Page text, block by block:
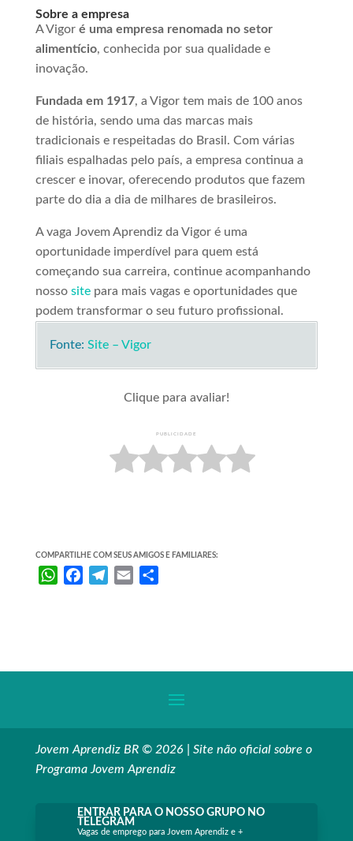
Sobre a empresa
A Vigor é uma empresa renomada no setor
alimentício, conhecida por sua qualidade e
inovação.
Fundada em 1917, a Vigor tem mais de 100 anos
de história, sendo uma das marcas mais
tradicionais e respeitadas do Brasil. Com várias
filiais espalhadas pelo país, a empresa continua a
crescer e inovar, oferecendo produtos que fazem
parte do dia a dia de milhares de brasileiros.
A vaga Jovem Aprendiz da Vigor é uma
oportunidade imperdível para quem está
começando sua carreira, continue acompanhando
nosso sitepara mais vagas e oportunidades que
podem transformar o seu futuro profissional.
Fonte: Site – Vigor
Clique para avaliar!
PUBLICIDADE
COMPARTILHE COM SEUS AMIGOS E FAMILIARES:
W
A
o
r
Jovem Aprendiz BR © 2026 | Site não oficial sobre o
Programa Jovem Aprendiz
ENTRAR PARA O NOSSO GRUPO NO
TELEGRAM
Vagas de emprego para Jovem Aprendiz e +